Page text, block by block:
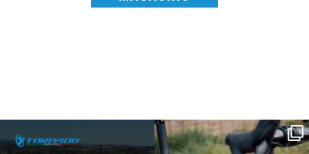
IBF sta per...
Kepler R è la gravel pensata per affrontare
lunghe...